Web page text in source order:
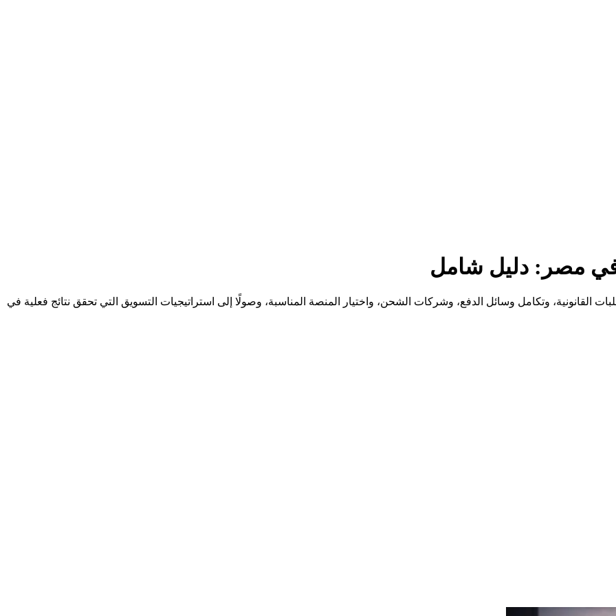
في مصر: دليل شامل
القانونية، وتكامل وسائل الدفع، وشركات الشحن، واختيار المنصة المناسبة، وصولًا إلى استراتيجيات التسويق التي تحقق نتائج فعلية في